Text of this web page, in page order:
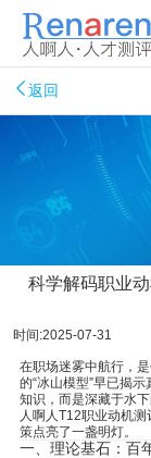
返回
科学解码职业
时间:2025-07-31
在职场迷雾中航行，
的“冰山模型”早已揭
知识，而是深藏于水
人啊人T12职业动机
策点亮了一盏明灯。
一、理论基石：百